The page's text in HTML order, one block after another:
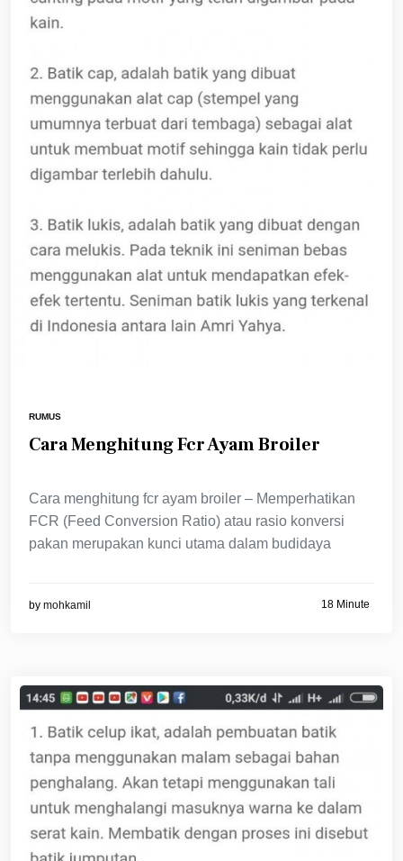
RUMUS
Cara Menghitung Fcr Ayam Broiler
Cara menghitung fcr ayam broiler – Memperhatikan
FCR (Feed Conversion Ratio) atau rasio konversi
pakan merupakan kunci utama dalam budidaya
by mohkamil 18 Minute